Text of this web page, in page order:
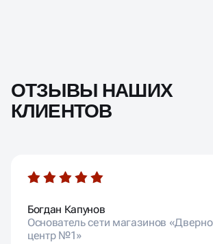
ОТЗЫВЫ НАШИХ
КЛИЕНТОВ
Основатель сети магазинов «Дверной
центр №1»